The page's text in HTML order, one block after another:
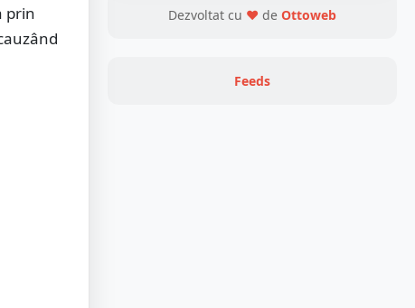
prin
Dezvoltat cu ❤ de Ottoweb
Feeds